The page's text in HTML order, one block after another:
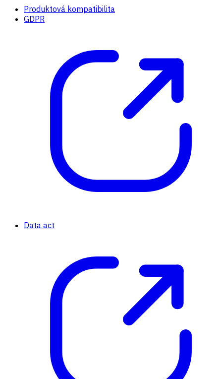
Produktová kompatibilita
GDPR
Data act